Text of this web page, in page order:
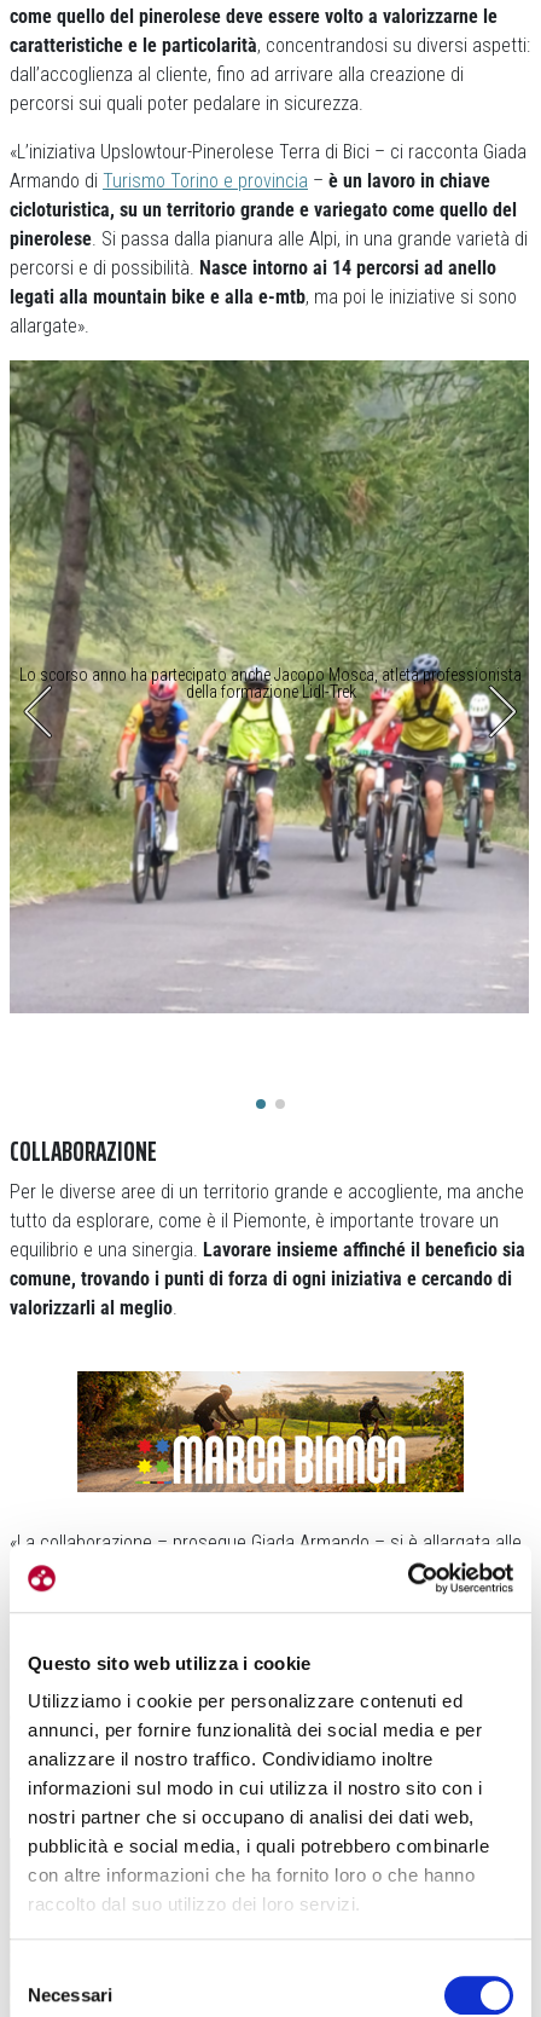
Questo sito web utilizza i cookie
Utilizziamo i cookie per personalizzare contenuti ed
annunci, per fornire funzionalità dei social media e per
analizzare il nostro traffico. Condividiamo inoltre
informazioni sul modo in cui utilizza il nostro sito con i
nostri partner che si occupano di analisi dei dati web,
pubblicità e social media, i quali potrebbero combinarle
con altre informazioni che ha fornito loro o che hanno
raccolto dal suo utilizzo dei loro servizi.
delNecessari
come quello del pinerolese deve essere volto a valorizzarne le
caratteristiche e le particolarità, concentrandosi su diversi aspetti:
dall’accoglienza al cliente, fino ad arrivare alla creazione di
percorsi sui quali poter pedalare in sicurezza.
«L’iniziativa Upslowtour-Pinerolese Terra di Bici – ci racconta Giada
Armando di Turismo Torino e provincia – è un lavoro in chiave
cicloturistica, su un territorio grande e variegato come quello del
pinerolese. Si passa dalla pianura alle Alpi, in una grande varietà di
percorsi e di possibilità. Nasce intorno ai 14 percorsi ad anello
legati alla mountain bike e alla e-mtb, ma poi le iniziative si sono
allargate».
Lo scorso anno ha partecipato anche Jacopo Mosca, atleta professionista
della formazione Lidl-Trek
COLLABORAZIONE
Per le diverse aree di un territorio grande e accogliente, ma anche
tutto da esplorare, come è il Piemonte, è importante trovare un
equilibrio e una sinergia. Lavorare insieme affinché il beneficio sia
comune, trovando i punti di forza di ogni iniziativa e cercando di
valorizzarli al meglio.
«La collaborazione – prosegue Giada Armando – si è allargata alle
salite e alle scalate, per quanto riguarda la bici da strada. A
differenza di aree come quella del Monviso o di Cuneo le nostre
trovare un filo conduttore che potesse creare unione tra i vari
calendario delle Grandi Scalate del Pinerolese
confrontati per realizzare un progetto parallelo.
Chiudere le strade